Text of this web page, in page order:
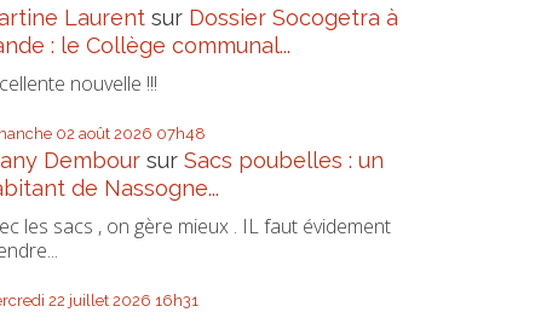
Laurent sur Dossier Socogetra à
: le Collège communal...
nouvelle !!!
02 août 2026 07h48
Dembour surSacs poubelles : un
de Nassogne...
les sacs , on gère mieux . IL faut évidement
22 juillet 2026 16h31